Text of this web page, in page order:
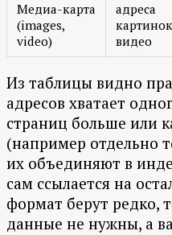
Медиа-карта
(images,
video)
адреса
видео
Из таблицы видно
адресов хватает
страниц больше или
(например отдельно
их объединяют в
сам ссылается на
формат берут редко,
данные не нужны, а